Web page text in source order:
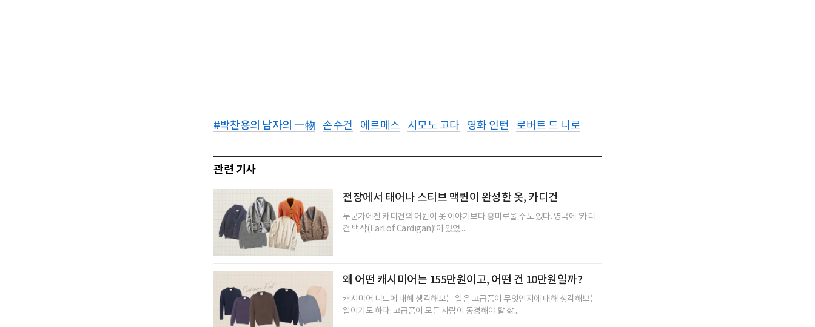
#박찬용의 남자의 一物 손수건 에르메스 시모노 고다 영화 인턴 로버트 드 니로
관련 기사
전장에서 태어나 스티브 맥퀸이 완성한 옷, 카디건
누군가에겐 카디건의 어원이 옷 이야기보다 흥미로울 수도 있다. 영국에 ‘카디
건 백작(Earl of Cardigan)’이 있었...
왜 어떤 캐시미어는 155만원이고, 어떤 건 10만원일까?
캐시미어 니트에 대해 생각해보는 일은 고급품이 무엇인지에 대해 생각해보는
일이기도 하다. 고급품이 모든 사람이 동경해야 할 삶...